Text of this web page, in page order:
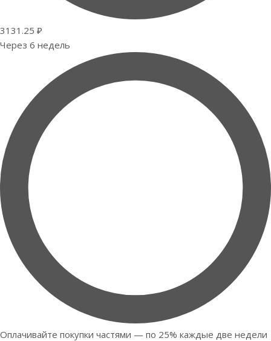
3131.25 ₽
Через 6 недель
Оплачивайте покупки частями — по 25% каждые две недели